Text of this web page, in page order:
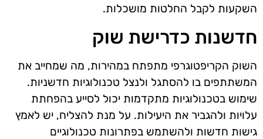
השקעות לקבל החלטות מושכלות.
חדשנות כדרישת שוק
השוק הקריפטוגרפי מתפתח במהירות, מה שמחייב את
המשתתפים בו להסתגל ולנצל טכנולוגיות חדשניות.
שימוש בטכנולוגיות מתקדמות יכול לסייע בהפחתת
עלויות ולהגביר את היעילות. על מנת להצליח, יש לאמץ
גישות חדשות ולהשתמש בפתרונות טכנולוגיים